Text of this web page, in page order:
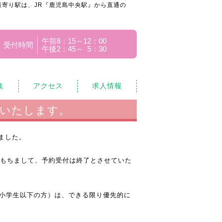
り駅は、JR『鹿児島中央駅』から直通の
受付時間
午前8：15～12：00
午後2：45～ 5：30
アクセス 求人情報
たします。
した。
ちまして、予約受付は終了とさせていた
学生以下の方）は、できる限り優先的に